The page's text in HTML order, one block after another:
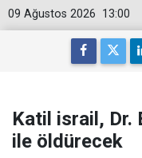
13:00
09 Ağustos 2026
Katil israil, Dr.
ile öldürecek